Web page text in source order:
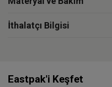
İthalatçı Bilgisi
Eastpak'i Keşfet